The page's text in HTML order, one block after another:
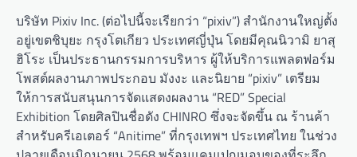
บริษัท Pixiv Inc. (ต่อไปนี้จะเรียกว่า “pixiv”) สำนักงานใหญ่ตั้ง
อยู่เขตชิบุยะ กรุงโตเกียว ประเทศญี่ปุ่น โดยมีคุณนิวามิ ยาสุ
ฮิโระ เป็นประธานกรรมการบริหาร ผู้ให้บริการแพลตฟอร์ม
โพสต์ผลงานภาพประกอบ มังงะ และนิยาย “pixiv” เตรียม
ให้การสนับสนุนการจัดแสดงผลงาน “RED” Special
Exhibition โดยศิลปินชื่อดัง CHINRO ซึ่งจะจัดขึ้น ณ ร้านค้า
สำหรับครีเอเตอร์ “Anitime” ที่กรุงเทพฯ ประเทศไทย ในช่วง